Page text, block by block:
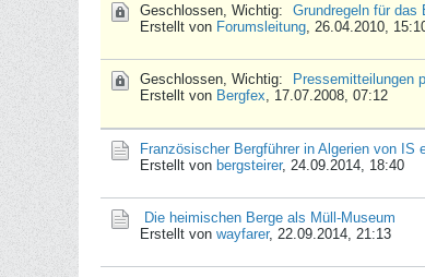
Geschlossen, Wichtig:
Grundregeln für das
Erstellt von Forumsleitung, 26.04.2010,
Geschlossen, Wichtig:
Pressemitteilungen
Erstellt von Bergfex, 17.07.2008, 07:12
Französischer Bergführer in Algerien von IS
Erstellt von bergsteirer, 24.09.2014, 18:40
Die heimischen Berge als Müll-Museum
Erstellt von wayfarer, 22.09.2014, 21:13